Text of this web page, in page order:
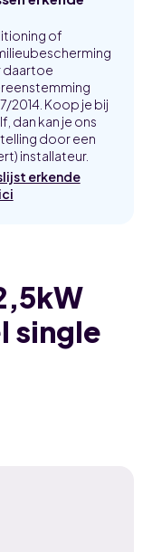
of
daartoe
2014. Koop je bij
dan kan je ons
door een
installateur.
erkende
single